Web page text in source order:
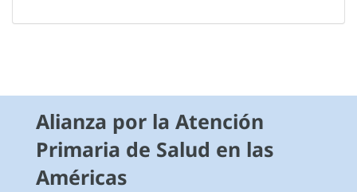
Alianza por la Atención
Primaria de Salud en las
Américas